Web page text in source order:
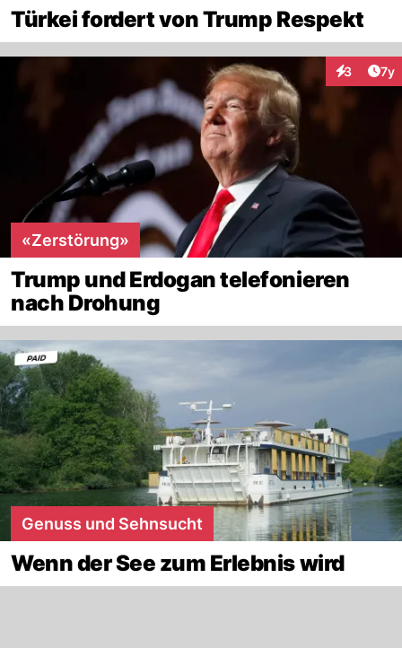
Türkei fordert von Trump Respekt
3 7y
«Zerstörung»
Trump und Erdogan telefonieren
nach Drohung
Genuss und Sehnsucht
Wenn der See zum Erlebnis wird